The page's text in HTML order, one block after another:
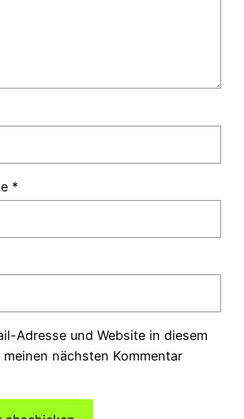
*
Adresse und Website in diesem
nächsten Kommentar